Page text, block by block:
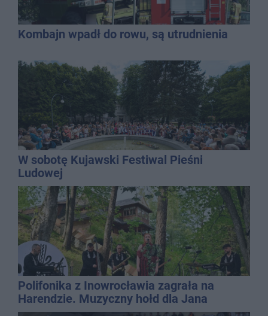
Kombajn wpadł do rowu, są utrudnienia
W sobotę Kujawski Festiwal Pieśni
Ludowej
Polifonika z Inowrocławia zagrała na
Harendzie. Muzyczny hołd dla Jana
Kasprowicza